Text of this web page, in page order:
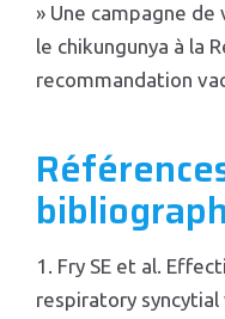
» Une campagne
le chikungunya à la
recommandation
1. Fry SE et al.
respiratory syncytial